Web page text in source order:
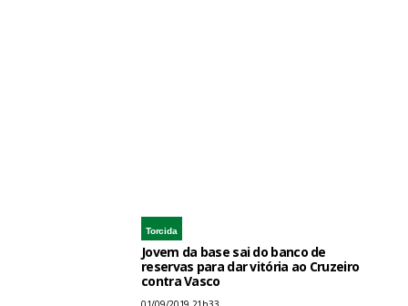
Torcida
Jovem da base sai do banco de
reservas para dar vitória ao Cruzeiro
contra Vasco